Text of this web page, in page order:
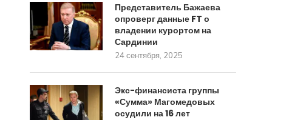
Представитель Бажаева
опроверг данные FT о
владении курортом на
Сардинии
24 сентября, 2025
Экс-финансиста группы
«Сумма» Магомедовых
осудили на 16 лет